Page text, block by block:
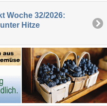
Woche 32/2026:
Hitze